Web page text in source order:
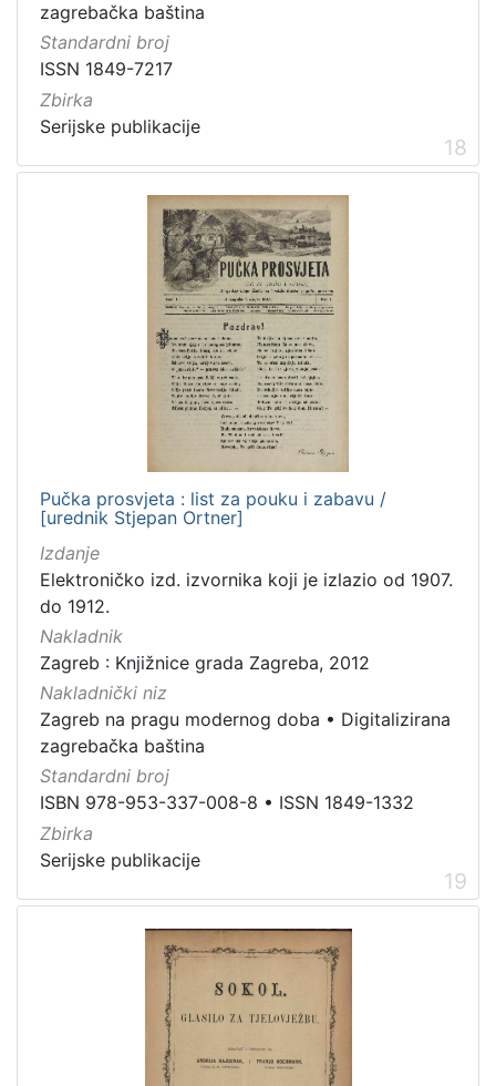
zagrebačka baština
Standardni broj
ISSN 1849-7217
Zbirka
Serijske publikacije
18
Pučka prosvjeta : list za pouku i zabavu /
[urednik Stjepan Ortner]
Izdanje
Elektroničko izd. izvornika koji je izlazio od 1907.
do 1912.
Nakladnik
Zagreb : Knjižnice grada Zagreba, 2012
Nakladnički niz
Zagreb na pragu modernog doba • Digitalizirana
zagrebačka baština
Standardni broj
ISBN 978-953-337-008-8 • ISSN 1849-1332
Zbirka
Serijske publikacije
19